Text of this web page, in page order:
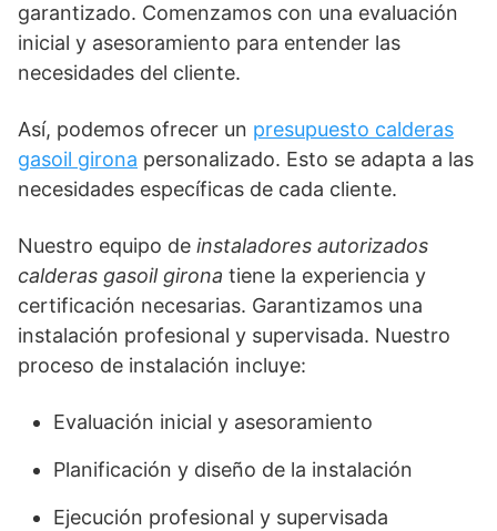
garantizado. Comenzamos con una evaluación
inicial y asesoramiento para entender las
necesidades del cliente.
Así, podemos ofrecer un presupuesto calderas
gasoil girona personalizado. Esto se adapta a las
necesidades específicas de cada cliente.
Nuestro equipo de instaladores autorizados
calderas gasoil girona tiene la experiencia y
certificación necesarias. Garantizamos una
instalación profesional y supervisada. Nuestro
proceso de instalación incluye:
Evaluación inicial y asesoramiento
Planificación y diseño de la instalación
Ejecución profesional y supervisada